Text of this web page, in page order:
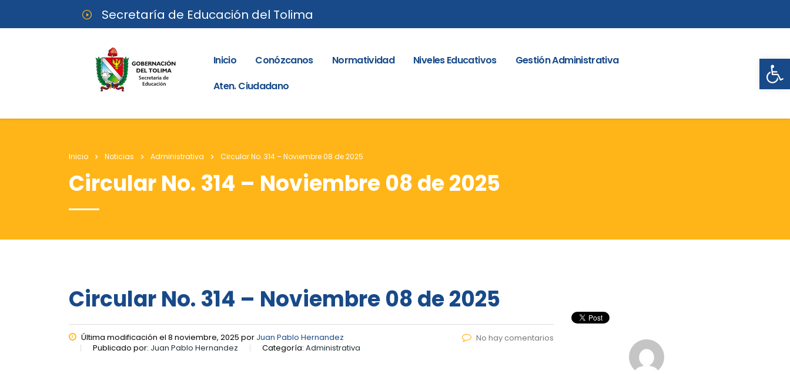
Secretaría de Educación del Tolima
Inicio Conózcanos Normatividad Niveles Educativos
Gestión Administrativa
Aten. Ciudadano
Inicio Noticias Administrativa Circular No. 314 – Noviembre 08 de 2025
Circular No. 314 – Noviembre 08 de 2025
Circular No. 314 – Noviembre 08 de 2025
Última modificación el 8 noviembre, 2025 por Juan Pablo Hernandez
Publicado por: Juan Pablo Hernandez Categoría: Administrativa
No hay comentarios